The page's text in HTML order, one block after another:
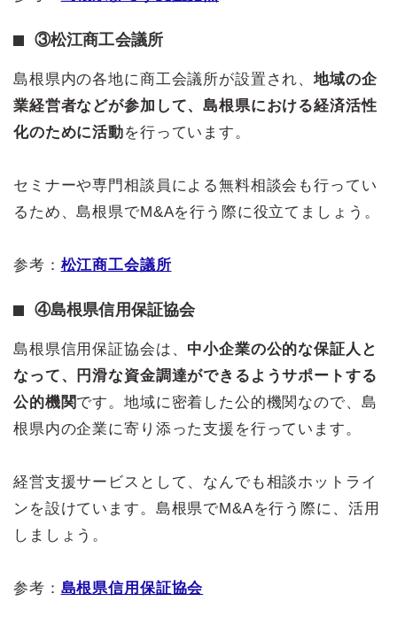
③松江商工会議所
島根県内の各地に商工会議所が設置され、地域の企
業経営者などが参加して、島根県における経済活性
化のために活動を行っています。
セミナーや専門相談員による無料相談会も行ってい
るため、島根県でM&Aを行う際に役立てましょう。
参考： 松江商工会議所
④島根県信用保証協会
島根県信用保証協会は、 中小企業の公的な保証人と
なって、円滑な資金調達ができるようサポートする
公的機関です。地域に密着した公的機関なので、島
根県内の企業に寄り添った支援を行っています。
経営支援サービスとして、なんでも相談ホットライ
ンを設けています。島根県でM&Aを行う際に、活用
しましょう。
参考： 島根県信用保証協会